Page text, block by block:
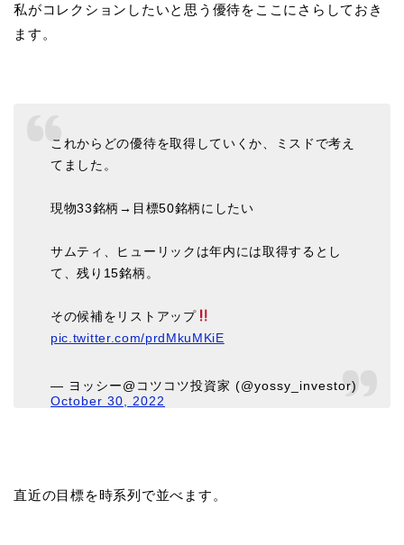
私がコレクションしたいと思う優待をここにさらしておき
ます。
これからどの優待を取得していくか、ミスドで考え
てました。
現物33銘柄→目標50銘柄にしたい
サムティ、ヒューリックは年内には取得するとし
て、残り15銘柄。
その候補をリストアップ
pic.twitter.com/prdMkuMKiE
— ヨッシー@コツコツ投資家 (@yossy_investor)
October 30, 2022
直近の目標を時系列で並べます。